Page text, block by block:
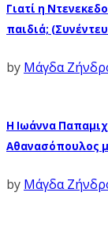
Γιατί η
παιδιά;
by Μάγδα
Η Ιωάννα
Αθανασόπουλος
by Μάγδα